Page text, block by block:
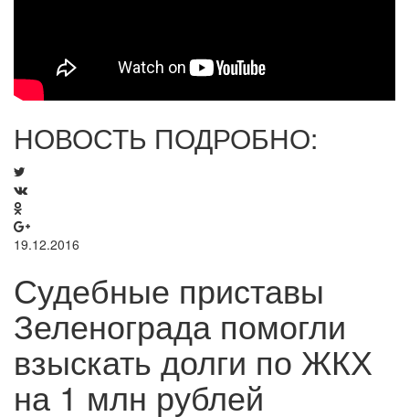
НОВОСТЬ ПОДРОБНО:
19.12.2016
Судебные приставы
Зеленограда помогли
взыскать долги по ЖКХ
на 1 млн рублей